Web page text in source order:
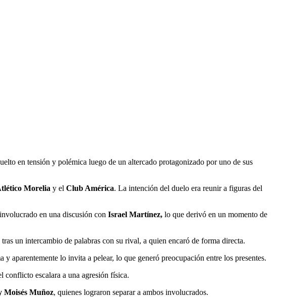
en tensión y polémica luego de un altercado protagonizado por uno de sus
Morelia y el Club América. La intención del duelo era reunir a figuras del
en una discusión con Israel Martínez, lo que derivó en un momento de
un intercambio de palabras con su rival, a quien encaró de forma directa.
y aparentemente lo invita a pelear, lo que generó preocupación entre los presentes.
escalara a una agresión física.
Moisés Muñoz, quienes lograron separar a ambos involucrados.